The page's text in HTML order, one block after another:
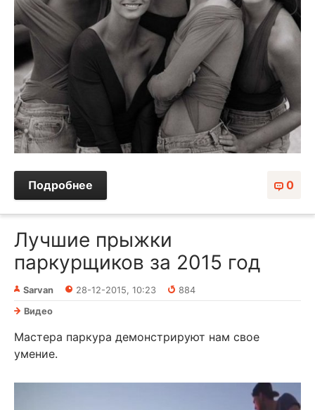
0
Подробнее
Лучшие прыжки
паркурщиков за 2015 год
Sarvan 28-12-2015, 10:23
884
Видео
Мастера паркура демонстрируют нам свое
умение.